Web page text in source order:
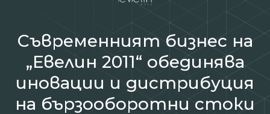
Съвременният бизнес на
„Евелин 2011“ обединява
иновации и дистрибуция
на бързооборотни стоки